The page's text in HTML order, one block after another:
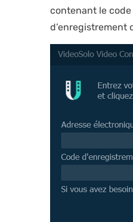
contenant le code
d’enregistrement